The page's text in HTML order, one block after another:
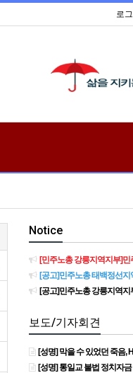
로
Notice
[민주노총 강릉지역지부]민주
[공고]민주노총 태백정선
[공고]민주노총 강릉지역
보도/기자회견
[성명] 막을 수 있었던 죽음, HL만도가 책임져
[성명] 통일교 불법 정치자